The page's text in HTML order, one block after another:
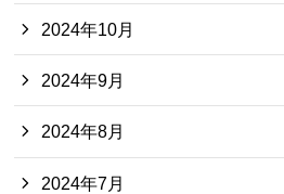
2024年10月
2024年9月
2024年8月
2024年7月